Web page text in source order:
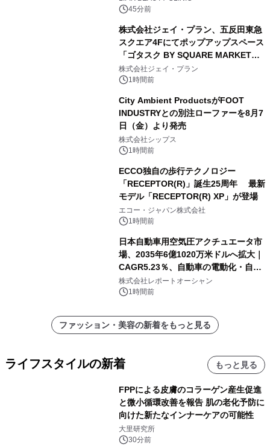
45分前
株式会社ジェイ・プラン、五反田東急
スクエア4Fにてポップアップスペース
「ゴタスク BY SQUARE MARKET」
の運営を開始
株式会社ジェイ・プラン
1時間前
City Ambient ProductsがFOOT
INDUSTRYとの別注ローファーを8月7
日（金）より発売
株式会社シップス
1時間前
ECCO独自の歩行テクノロジー
「RECEPTOR(R)」誕生25周年 最新
モデル「RECEPTOR(R) XP」が登場
エコー・ジャパン株式会社
1時間前
日本自動車用空気圧アクチュエータ市
場、2035年6億1020万米ドルへ拡大｜
CAGR5.23％、自動車の電動化・自動
化・省エネ需要が成長を牽引
株式会社レポートオーシャン
1時間前
ファッション・美容の新着をもっと見る
ライフスタイルの新着 もっと見る
FPPによる皮膚のコラーゲン産生促進
と微小循環改善を報告 肌の老化予防に
向けた新たなインナーケアの可能性
大里研究所
30分前